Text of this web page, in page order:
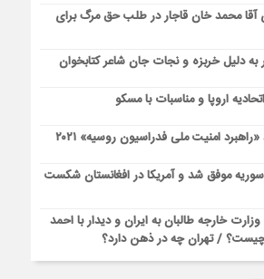
آقا محمد خان قاجار در طلب حق مرگ برای
به دلیل خربزه و نجات جان شاعر کتابخوان
اروپا و مناسبات با مسکو
امنیت ملی فدراسیون روسیه» ۲۰۲۱
موفق شد و آمریکا در افغانستان شکست
خارجه طالبان به ایران و دیدار با احمد
چیست؟ / تهران چه در ذهن دارد؟